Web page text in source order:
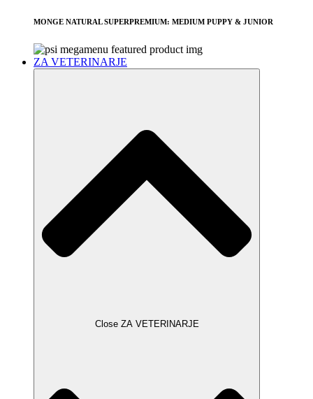
MONGE NATURAL SUPERPREMIUM: MEDIUM PUPPY & JUNIOR
ZA VETERINARJE
Close ZA VETERINARJE